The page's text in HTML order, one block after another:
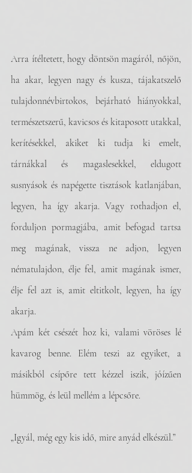
Arra ítéltetett, hogy döntsön magáról, nőjön,
ha akar, legyen nagy és kusza, tájakatszelő
tulajdonnévbirtokos, bejárható hiányokkal,
természetszerű, kavicsos és kitaposott utakkal,
kerítésekkel, akiket ki tudja ki emelt,
tárnákkal és magaslesekkel, eldugott
susnyások és napégette tisztások katlanjában,
legyen, ha így akarja. Vagy rothadjon el,
forduljon pormagjába, amit befogad tartsa
meg magának, vissza ne adjon, legyen
nématulajdon, élje fel, amit magának ismer,
élje fel azt is, amit eltitkolt, legyen, ha így
akarja.
Apám két csészét hoz ki, valami vöröses lé
kavarog benne. Elém teszi az egyiket, a
másikból csípőre tett kézzel iszik, jóízűen
hümmög, és leül mellém a lépcsőre.
„Igyál, még egy kis idő, mire anyád elkészül.”